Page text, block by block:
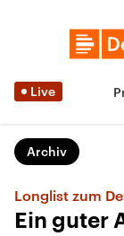
Live
Archiv
Longlist zum
Ein guter